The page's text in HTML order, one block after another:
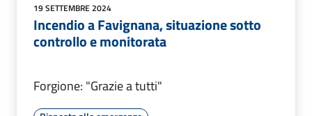
19 SETTEMBRE 2024
Incendio a Favignana, situazione sotto
controllo e monitorata
Forgione: "Grazie a tutti"